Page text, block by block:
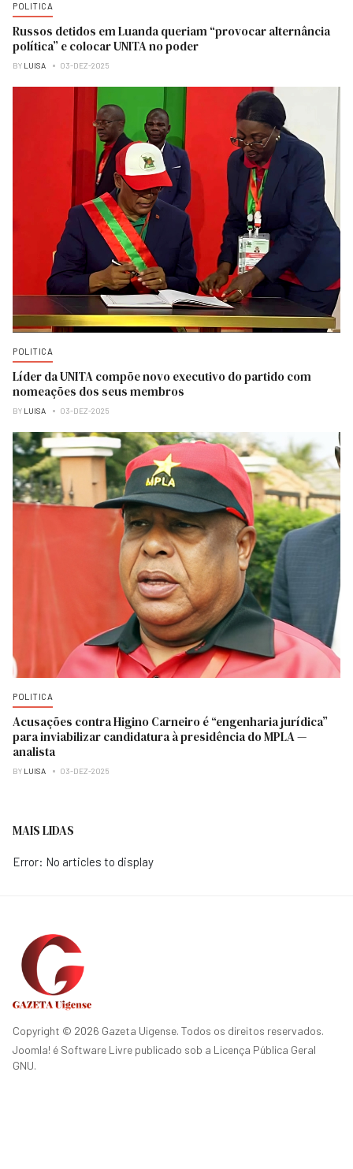
POLITICA
Russos detidos em Luanda queriam “provocar alternância
política” e colocar UNITA no poder
BY LUISA 03-DEZ-2025
POLITICA
Líder da UNITA compõe novo executivo do partido com
nomeações dos seus membros
BY LUISA 03-DEZ-2025
POLITICA
Acusações contra Higino Carneiro é “engenharia jurídica”
para inviabilizar candidatura à presidência do MPLA —
analista
BY LUISA 03-DEZ-2025
MAIS LIDAS
Error: No articles to display
Copyright © 2026 Gazeta Uigense. Todos os direitos reservados.
Joomla! é Software Livre publicado sob a Licença Pública Geral
GNU.